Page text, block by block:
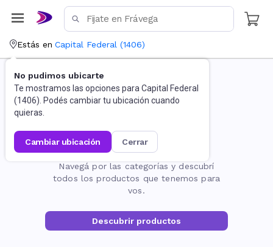
Estás en Capital Federal (1406)
No pudimos ubicarte
Te mostramos las opciones para Capital Federal
(1406). Podés cambiar tu ubicación cuando
quieras.
cambiar ubicación cerrar
La página no existe
Navegá por las categorías y descubrí
todos los productos que tenemos para
vos.
Descubrir productos